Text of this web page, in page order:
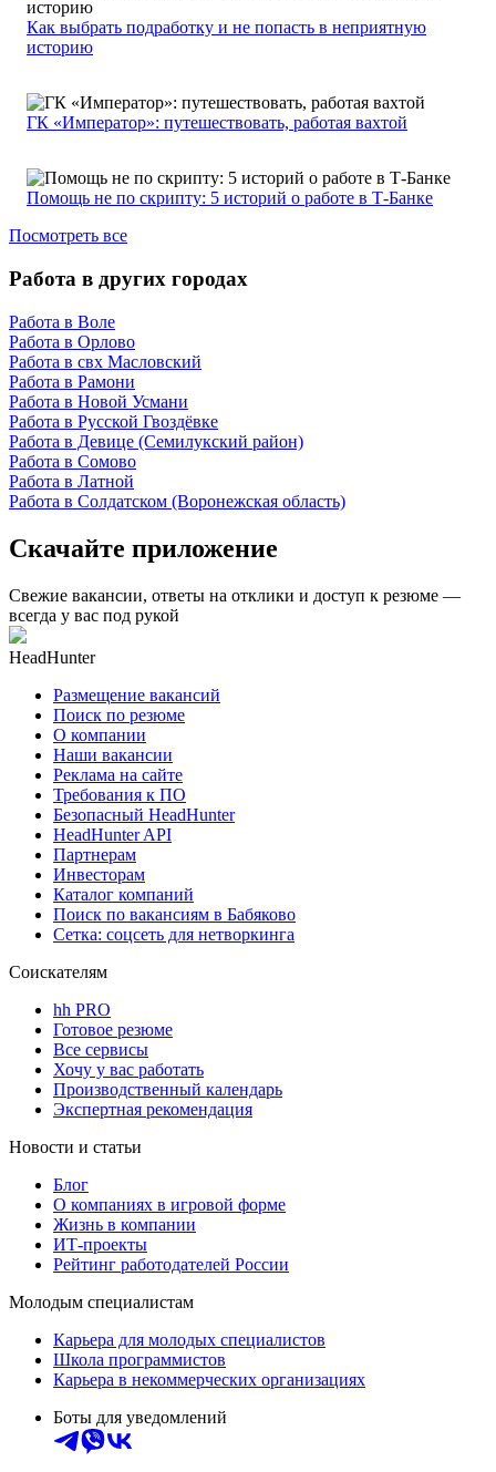
Как выбрать подработку и не попасть в неприятную
историю
ГК «Император»: путешествовать, работая вахтой
Помощь не по скрипту: 5 историй о работе в Т-Банке
Посмотреть все
Работа в других городах
Работа в Воле
Работа в Орлово
Работа в свх Масловский
Работа в Рамони
Работа в Новой Усмани
Работа в Русской Гвоздёвке
Работа в Девице (Семилукский район)
Работа в Сомово
Работа в Латной
Работа в Солдатском (Воронежская область)
Скачайте приложение
Свежие вакансии, ответы на отклики и доступ к резюме —
всегда у вас под рукой
HeadHunter
Размещение вакансий
Поиск по резюме
О компании
Наши вакансии
Реклама на сайте
Требования к ПО
Безопасный HeadHunter
HeadHunter API
Партнерам
Инвесторам
Каталог компаний
Поиск по вакансиям в Бабяково
Сетка: соцсеть для нетворкинга
Соискателям
hh PRO
Готовое резюме
Все сервисы
Хочу у вас работать
Производственный календарь
Экспертная рекомендация
Новости и статьи
Блог
О компаниях в игровой форме
Жизнь в компании
ИТ-проекты
Рейтинг работодателей России
Молодым специалистам
Карьера для молодых специалистов
Школа программистов
Карьера в некоммерческих организациях
Боты для уведомлений